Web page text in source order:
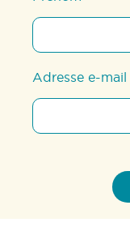
Adresse e-mail